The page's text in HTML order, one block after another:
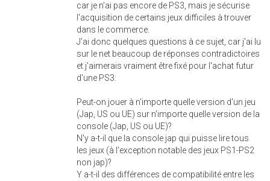
car je n'ai pas encore de PS3, mais je sécurise
l'acquisition de certains jeux difficiles à trouver
dans le commerce.
J'ai donc quelques questions à ce sujet, car j'ai lu
sur le net beaucoup de réponses contradictoires
et j'aimerais vraiment être fixé pour l'achat futur
d'une PS3:
Peut-on jouer à n'importe quelle version d'un jeu
(Jap, US ou UE) sur n'importe quelle version de la
console (Jap, US ou UE)?
N'y a-t-il que la console jap qui puisse lire tous
les jeux (à l'exception notable des jeux PS1-PS2
non jap)?
Y a-t-il des différences de compatibilité entre les